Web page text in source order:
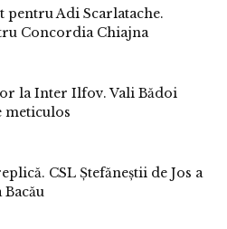
pentru Adi Scarlatache.
Concordia Chiajna
la Inter Ilfov. Vali Bădoi
meticulos
CSL Ștefăneștii de Jos a
Bacău